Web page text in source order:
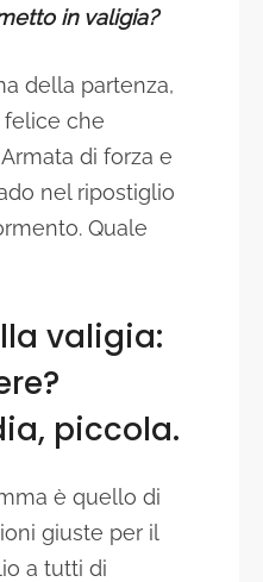
in valigia?
della partenza,
che
Armata di forza e
nel ripostiglio
Quale
valigia:
piccola.
è quello di
giuste per il
a tutti di